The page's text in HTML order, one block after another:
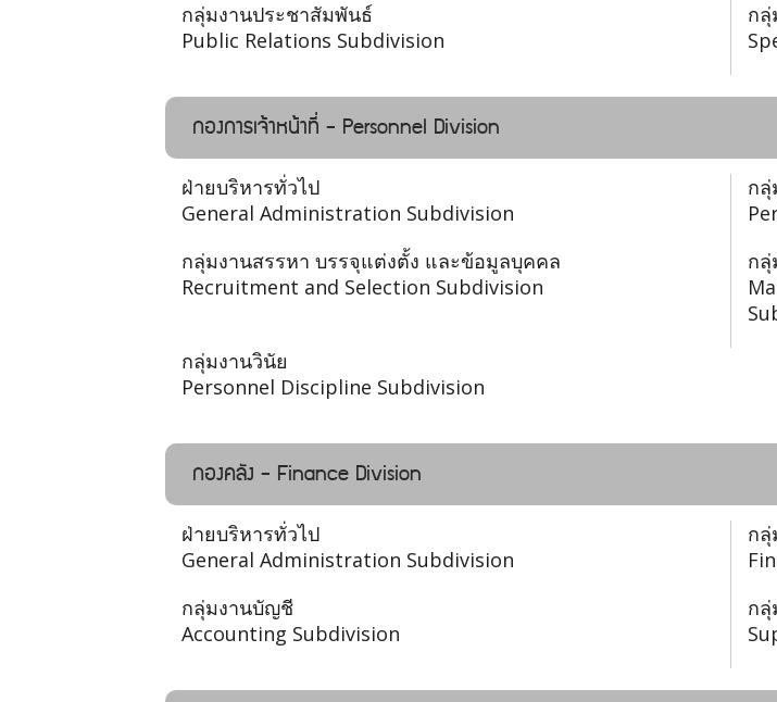
กลุ่มงานประชาสัมพันธ์
Public Relations Subdivision
กลุ่
กองการเจ้าหน้าที่ - Personnel Division
ฝ่ายบริหารทั่วไป
General Administration Subdivision
กลุ่
กลุ่มงานสรรหา บรรจุแต่งตั้ง และข้อมูลบุคคล
Recruitment and Selection Subdivision
ก
กลุ่มงานวินัย
Personnel Discipline Subdivision
กองคลัง - Finance Division
ฝ่ายบริหารทั่วไป
General Administration Subdivision
กลุ่
กลุ่มงานบัญชี
Accounting Subdivision
ก